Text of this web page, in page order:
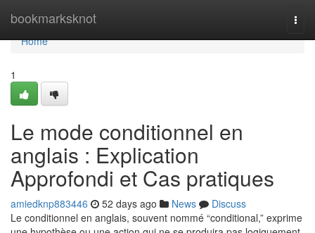
bookmarksknot
Home
Home
1
Le mode conditionnel en
anglais : Explication
Approfondi et Cas pratiques
amiedknp883446 52 days ago News
Discuss
Le conditionnel en anglais, souvent nommé “conditional,” exprime